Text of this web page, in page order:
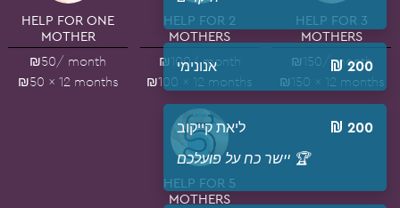
אנונימי 200
ליאת קייקוב 200
יישר כח על פועלכם 🏆
HELP FOR ONE
MOTHER
₪50/ month
₪50 × 12 months
HELP FOR 2
MOTHERS
₪100/ month
₪100 × 12 months
HELP FOR 3
MOTHERS
₪150
/ month
₪150 × 12 months
HELP FOR 5
MOTHERS